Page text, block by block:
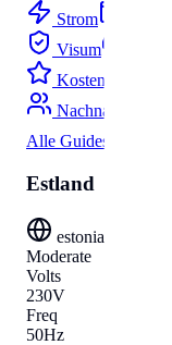
Strom
Visum
Kosten
Nachnamen
Alle Guides
Estland
estonia
Moderate
Volts
230V
Freq
50Hz